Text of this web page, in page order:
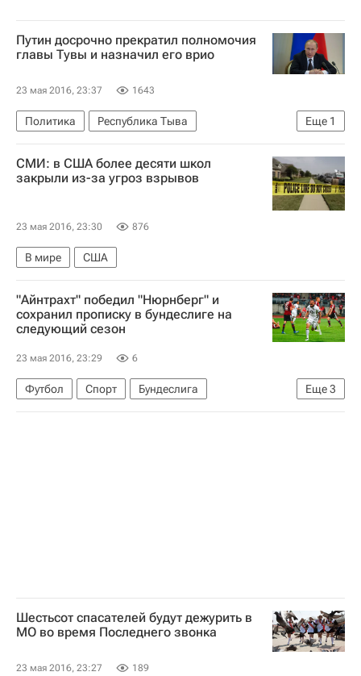
Путин досрочно прекратил полномочия
главы Тувы и назначил его врио
23 мая 2016, 23:37 1643
Еще 1
Политика
Республика Тыва
Владимир Путин
СМИ: в США более десяти школ
закрыли из-за угроз взрывов
23 мая 2016, 23:30 876
В мире США
"Айнтрахт" победил "Нюрнберг" и
сохранил прописку в бундеслиге на
следующий сезон
23 мая 2016, 23:29 6
Еще3
Футбол Спорт
Бундеслига
Айнтрахт (Франкфурт)
Нюрнберг
Шестьсот спасателей будут дежурить в
МО во время Последнего звонка
23 мая 2016, 23:27 189